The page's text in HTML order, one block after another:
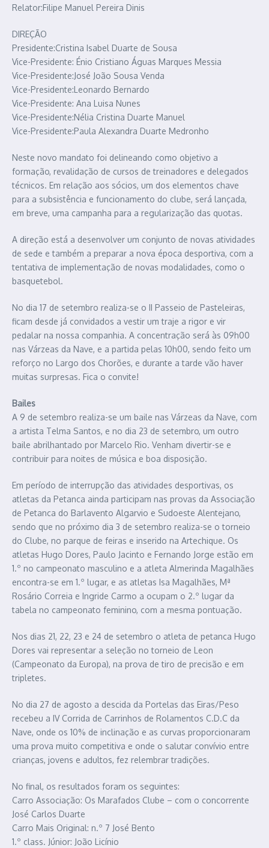
Relator:Filipe Manuel Pereira Dinis
DIREÇÃO
Presidente:Cristina Isabel Duarte de Sousa
Vice-Presidente: Énio Cristiano Águas Marques Messia
Vice-Presidente:José João Sousa Venda
Vice-Presidente:Leonardo Bernardo
Vice-Presidente: Ana Luisa Nunes
Vice-Presidente:Nélia Cristina Duarte Manuel
Vice-Presidente:Paula Alexandra Duarte Medronho
Neste novo mandato foi delineando como objetivo a
formação, revalidação de cursos de treinadores e delegados
técnicos. Em relação aos sócios, um dos elementos chave
para a subsistência e funcionamento do clube, será lançada,
em breve, uma campanha para a regularização das quotas.
A direção está a desenvolver um conjunto de novas atividades
de sede e também a preparar a nova época desportiva, com a
tentativa de implementação de novas modalidades, como o
basquetebol.
No dia 17 de setembro realiza-se o II Passeio de Pasteleiras,
ficam desde já convidados a vestir um traje a rigor e vir
pedalar na nossa companhia. A concentração será às 09h00
nas Várzeas da Nave, e a partida pelas 10h00, sendo feito um
reforço no Largo dos Chorões, e durante a tarde vão haver
muitas surpresas. Fica o convite!
Bailes
A 9 de setembro realiza-se um baile nas Várzeas da Nave, com
a artista Telma Santos, e no dia 23 de setembro, um outro
baile abrilhantado por Marcelo Rio. Venham divertir-se e
contribuir para noites de música e boa disposição.
Em período de interrupção das atividades desportivas, os
atletas da Petanca ainda participam nas provas da Associação
de Petanca do Barlavento Algarvio e Sudoeste Alentejano,
sendo que no próximo dia 3 de setembro realiza-se o torneio
do Clube, no parque de feiras e inserido na Artechique. Os
atletas Hugo Dores, Paulo Jacinto e Fernando Jorge estão em
1.º no campeonato masculino e a atleta Almerinda Magalhães
encontra-se em 1.º lugar, e as atletas Isa Magalhães, Mª
Rosário Correia e Ingride Carmo a ocupam o 2.º lugar da
tabela no campeonato feminino, com a mesma pontuação.
Nos dias 21, 22, 23 e 24 de setembro o atleta de petanca Hugo
Dores vai representar a seleção no torneio de Leon
(Campeonato da Europa), na prova de tiro de precisão e em
tripletes.
No dia 27 de agosto a descida da Portelas das Eiras/Peso
recebeu a IV Corrida de Carrinhos de Rolamentos C.D.C da
Nave, onde os 10% de inclinação e as curvas proporcionaram
uma prova muito competitiva e onde o salutar convívio entre
crianças, jovens e adultos, fez relembrar tradições.
No final, os resultados foram os seguintes:
Carro Associação: Os Marafados Clube – com o concorrente
José Carlos Duarte
Carro Mais Original: n.º 7 José Bento
1.º class. Júnior: João Licínio